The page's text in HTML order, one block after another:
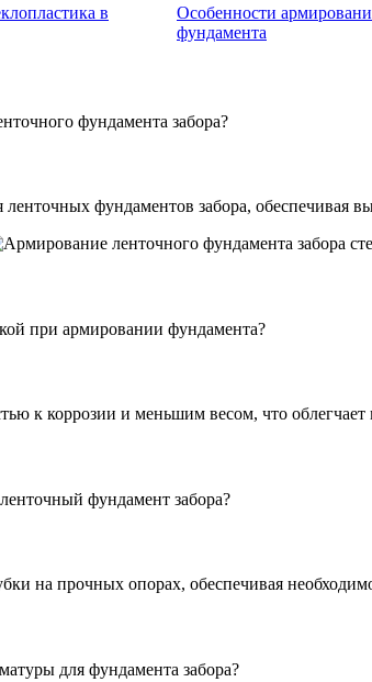
в
Особенности
фундамента
фундамента забора?
фундаментов забора, обеспечивая
при армировании фундамента?
к коррозии и меньшим весом, что
фундамент забора?
на прочных опорах, обеспечивая
для фундамента забора?